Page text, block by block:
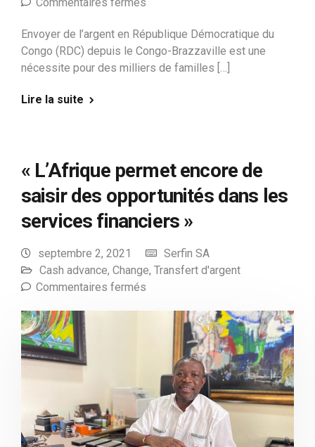
Envoyer de l’argent en République Démocratique du
Congo (RDC) depuis le Congo-Brazzaville est une
nécessite pour des milliers de familles […]
Lire la suite
« L’Afrique permet encore de
saisir des opportunités dans les
services financiers »
septembre 2, 2021
Serfin SA
Cash advance, Change, Transfert d'argent
Commentaires fermés